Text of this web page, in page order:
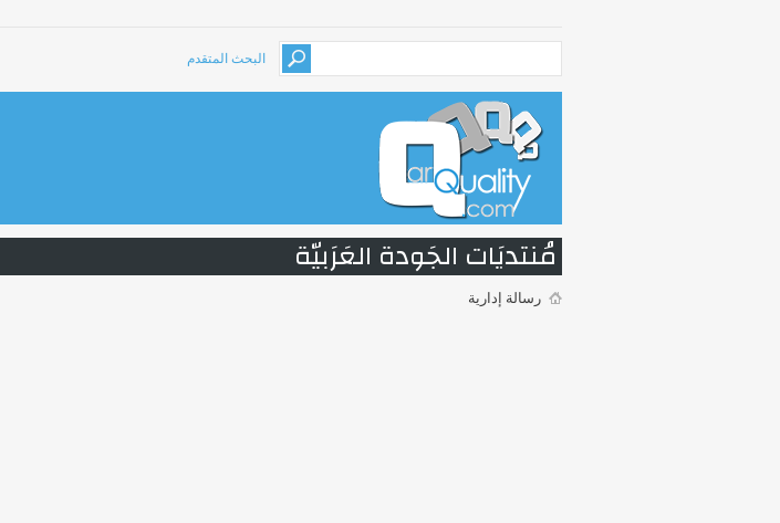
البحث المتقدم
مُنتديَات الجَودة العَرَبيّة
رسالة إدارية